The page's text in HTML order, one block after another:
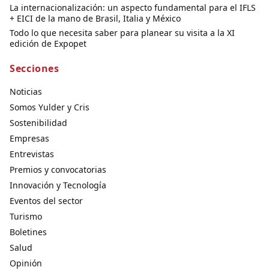
La internacionalización: un aspecto fundamental para el IFLS
+ EICI de la mano de Brasil, Italia y México
Todo lo que necesita saber para planear su visita a la XI
edición de Expopet
Secciones
Noticias
Somos Yulder y Cris
Sostenibilidad
Empresas
Entrevistas
Premios y convocatorias
Innovación y Tecnología
Eventos del sector
Turismo
Boletines
Salud
Opinión